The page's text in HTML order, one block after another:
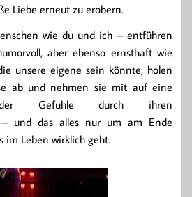
Liebe erneut zu erobern.
wie du und ich – entführen
aber ebenso ernsthaft wie
unsere eigene sein könnte, holen
ab und nehmen sie mit auf eine
der Gefühle durch ihren
– und das alles nur um am Ende
im Leben wirklich geht.